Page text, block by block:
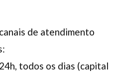
de atendimento
todos os dias (capital